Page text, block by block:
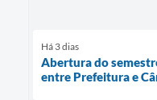
Há 3 dias
Abertura do
entre Prefeitura e